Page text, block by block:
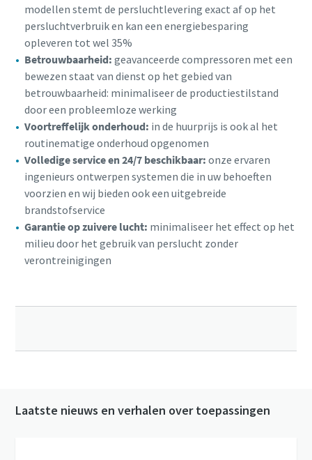
modellen stemt de persluchtlevering exact af op het
persluchtverbruik en kan een energiebesparing
opleveren tot wel 35%
Betrouwbaarheid: geavanceerde compressoren met een
bewezen staat van dienst op het gebied van
betrouwbaarheid: minimaliseer de productiestilstand
door een probleemloze werking
Voortreffelijk onderhoud: in de huurprijs is ook al het
routinematige onderhoud opgenomen
Volledige service en 24/7 beschikbaar: onze ervaren
ingenieurs ontwerpen systemen die in uw behoeften
voorzien en wij bieden ook een uitgebreide
brandstofservice
Garantie op zuivere lucht: minimaliseer het effect op het
milieu door het gebruik van perslucht zonder
verontreinigingen
Laatste nieuws en verhalen over toepassingen